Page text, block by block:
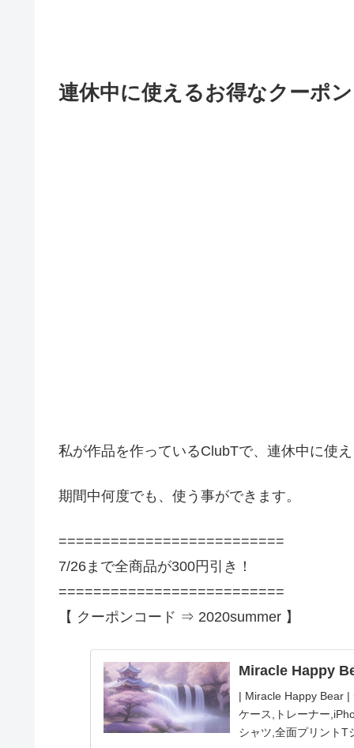
連休中に使えるお得なクーポン
私が作品を作っているClubTで、連休中に使
期間中何度でも、使う事ができます。
==========================
7/26まで全商品が300円引き！
==========================
【 クーポンコード ⇒ 2020summer 】
Miracle Happy
| Miracle Happy Bear |
ケース,トレーナー
シャツ,全面プリントT